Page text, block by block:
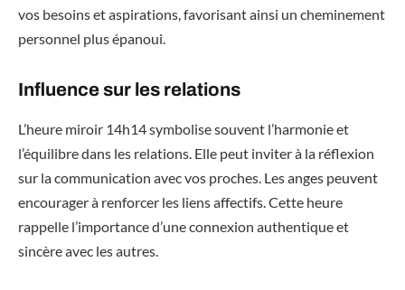
vos besoins et aspirations, favorisant ainsi un cheminement
personnel plus épanoui.
Influence sur les relations
L’heure miroir 14h14 symbolise souvent l’harmonie et
l’équilibre dans les relations. Elle peut inviter à la réflexion
sur la communication avec vos proches. Les anges peuvent
encourager à renforcer les liens affectifs. Cette heure
rappelle l’importance d’une connexion authentique et
sincère avec les autres.